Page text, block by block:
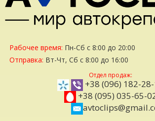
Рабочее время: Пн-Сб с 8:00 до 20:00
Отправка: Вт-Чт, Сб с 8:00 до 16:00
Отдел продаж:
+38 (096) 182-
+38 (095) 035-65-